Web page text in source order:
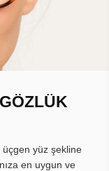
yüz şekline
en uygun ve